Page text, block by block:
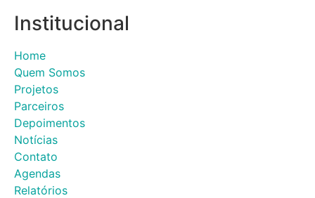
Institucional
Home
Quem Somos
Projetos
Parceiros
Depoimentos
Notícias
Contato
Agendas
Relatórios